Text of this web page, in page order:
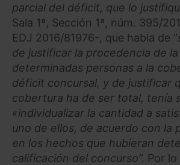
parcial del déficit, que lo
Sala 1ª, Sección 1ª, núm. 395/
EDJ 2016/81976-, que habla de “
de justificar la procedencia de
determinadas personas a la
déficit concursal, y de justificar
cobertura ha de ser total, tenía
«individualizar la cantidad a
uno de ellos, de acuerdo con la
en los hechos que hubieran
calificación del concurso”. Por